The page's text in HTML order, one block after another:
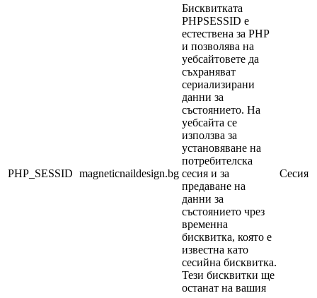
PHP_SESSID magneticnaildesign.bg
Бисквитката
PHPSESSID е
естествена за PHP
и позволява на
уебсайтовете да
съхраняват
сериализирани
данни за
състоянието. На
уебсайта се
използва за
установяване на
потребителска
сесия и за
предаване на
данни за
състоянието чрез
временна
бисквитка, която е
известна като
сесийна бисквитка.
Тези бисквитки ще
останат на вашия
Сесия